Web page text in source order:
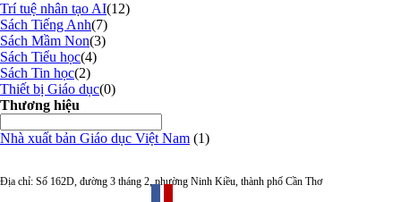
Trí tuệ nhân tạo AI(12)
Sách Tiếng Anh(7)
Sách Mầm Non(3)
Sách Tiểu học(4)
Sách Tin học(2)
Thiết bị Giáo dục(0)
Thương hiệu
Nhà xuất bản Giáo dục Việt Nam (1)
Địa chỉ: Số 162D, đường 3 tháng 2, phường Ninh Kiều, thành phố Cần Thơ